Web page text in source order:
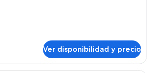
Ver disponibilidad y precio